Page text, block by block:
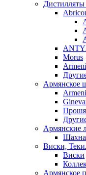
Morus
Армянское
Армянские
Виски,
Виски
Армянское